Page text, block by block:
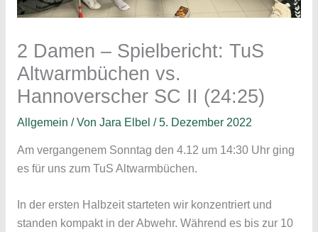
2 Damen – Spielbericht: TuS
Altwarmbüchen vs.
Hannoverscher SC II (24:25)
Allgemein / Von Jara Elbel /5. Dezember 2022
Am vergangenem Sonntag den 4.12 um 14:30 Uhr ging
es für uns zum TuS Altwarmbüchen.
In der ersten Halbzeit starteten wir konzentriert und
standen kompakt in der Abwehr. Während es bis zur 10